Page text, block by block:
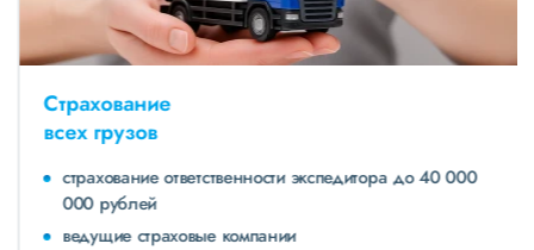
Страхование
всех грузов
страхование ответственности экспедитора до 40 000
000 рублей
ведущие страховые компании